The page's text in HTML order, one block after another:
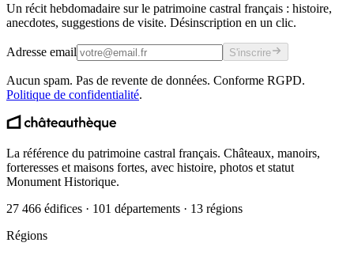
Un récit hebdomadaire sur le patrimoine castral français : histoire,
anecdotes, suggestions de visite. Désinscription en un clic.
Adresse email S'inscrire
Aucun spam. Pas de revente de données. Conforme RGPD.
Politique de confidentialité.
La référence du patrimoine castral français. Châteaux, manoirs,
forteresses et maisons fortes, avec histoire, photos et statut
Monument Historique.
27 466 édifices · 101 départements · 13 régions
Régions